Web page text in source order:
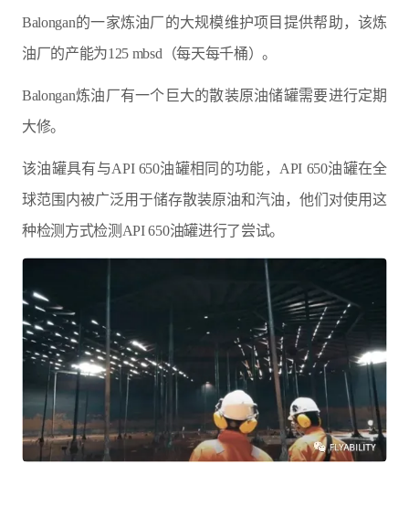
Balongan的一家炼油厂的大规模维护项目提供帮助，该炼
油厂的产能为125 mbsd（每天每千桶）。
Balongan炼油厂有一个巨大的散装原油储罐需要进行定期
大修。
该油罐具有与API 650油罐相同的功能，API 650油罐在全
球范围内被广泛用于储存散装原油和汽油，他们对使用这
种检测方式检测API 650油罐进行了尝试。